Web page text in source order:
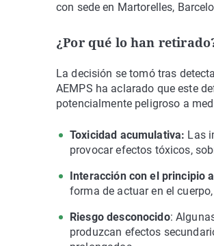
con sede en Martorelles,
¿Por qué lo han
La decisión se tomó tras
AEMPS ha aclarado que este
potencialmente peligroso a
Toxicidad acumulativa: Las
provocar efectos tóxicos,
Interacción con el principio
forma de actuar en el
Riesgo desconocido:
produzcan efectos